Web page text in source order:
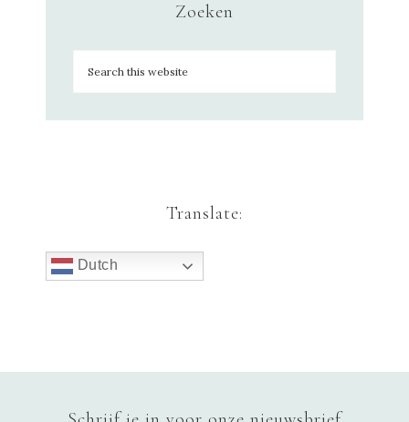
Zoeken
Translate:
Dutch